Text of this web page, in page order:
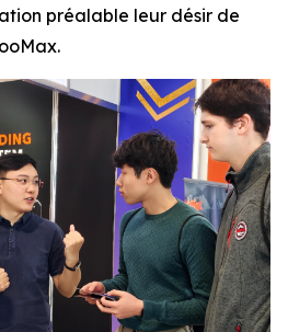
préalable leur désir de